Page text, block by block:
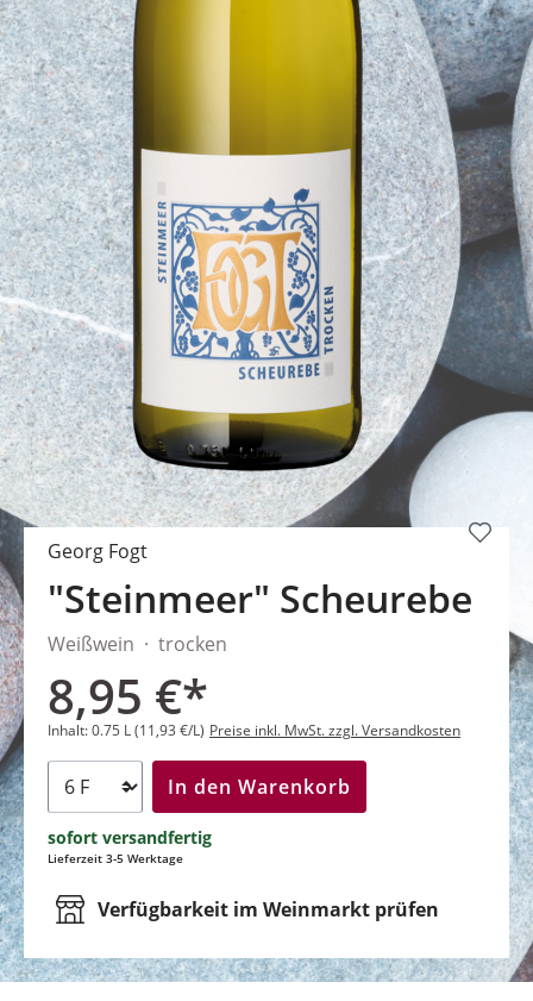
Georg Fogt
"Steinmeer" Scheurebe
Weißwein trocken
8,95 €*
Inhalt:0.75 L(11,93 €/L) Preise inkl. MwSt. zzgl. Versandkosten
In den Warenkorb
sofort versandfertig
Lieferzeit 3-5 Werktage
Verfügbarkeit im Weinmarkt prüfen